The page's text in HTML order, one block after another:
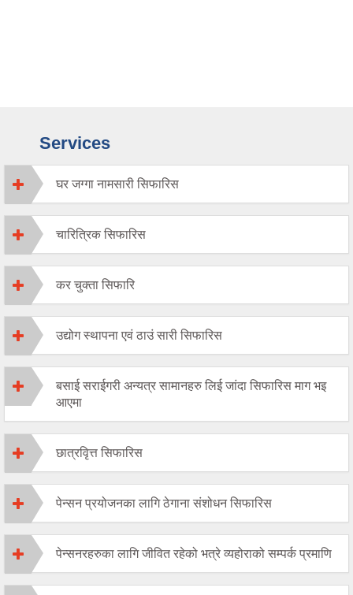
Services
घर जग्गा नामसारी सिफारिस
चारित्रिक सिफारिस
कर चुक्ता सिफारि
उद्योग स्थापना एवं ठाउं सारी सिफारिस
बसाई सराईगरी अन्यत्र सामानहरु लिई जांदा सिफारिस माग भइ
आएमा
छात्रवृित्त सिफारिस
पेन्सन प्रयोजनका लागि ठेगाना संशोधन सिफारिस
पेन्सनरहरुका लागि जीवित रहेको भत्रे व्यहोराको सम्पर्क प्रमाणि